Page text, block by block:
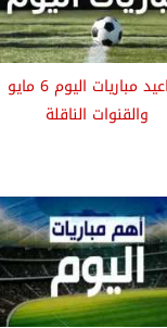
مواعيد مباريات اليوم 6 مايو
والقنوات الناقلة